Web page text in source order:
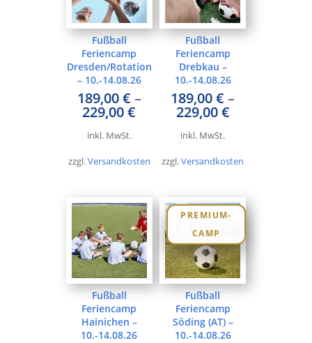
Fußball
Feriencamp
Dresden/Rotation
– 10.-14.08.26
189,00€ –
229,00€
inkl. MwSt.
zzgl.Versandkosten
Fußball
Feriencamp
Drebkau –
10.-14.08.26
189,00€ –
229,00€
inkl. MwSt.
zzgl.Versandkosten
Fußball
Feriencamp
Hainichen –
10.-14.08.26
PREMIUM-
CAMP
Fußball
Feriencamp
Söding (AT) –
10.-14.08.26